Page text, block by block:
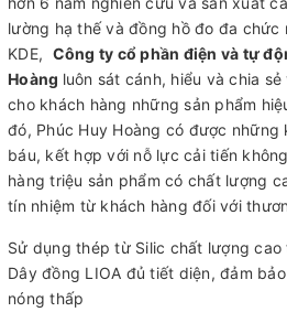
lường hạ thế và đồng hồ đo đa chức
KDE, Công ty cổ phần điện và tự
Hoàng luôn sát cánh, hiểu và chia
cho khách hàng những sản phẩm
đó, Phúc Huy Hoàng có được
báu, kết hợp với nỗ lực cải tiến
hàng triệu sản phẩm có chất lượng
tín nhiệm từ khách hàng đối với
Sử dụng thép từ Silic chất lượng
Dây đồng LIOA đủ tiết diện, đảm
nóng thấp